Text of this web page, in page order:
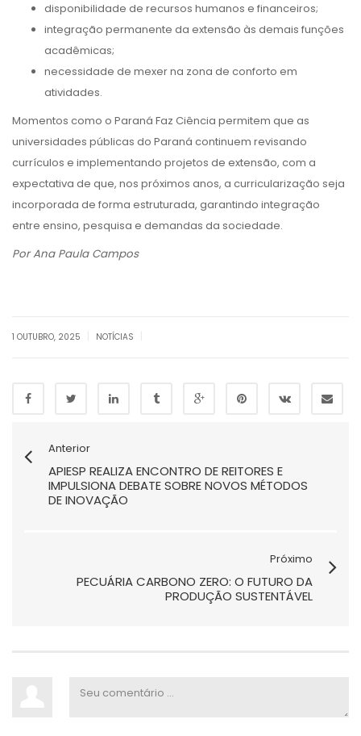
disponibilidade de recursos humanos e financeiros;
integração permanente da extensão às demais funções
acadêmicas;
necessidade de mexer na zona de conforto em
atividades.
Momentos como o Paraná Faz Ciência permitem que as
universidades públicas do Paraná continuem revisando
currículos e implementando projetos de extensão, com a
expectativa de que, nos próximos anos, a curricularização seja
incorporada de forma estruturada, garantindo integração
entre ensino, pesquisa e demandas da sociedade.
Por Ana Paula Campos
1 OUTUBRO, 2025 NOTÍCIAS
Anterior
APIESP REALIZA ENCONTRO DE REITORES E
IMPULSIONA DEBATE SOBRE NOVOS MÉTODOS
DE INOVAÇÃO
Próximo
PECUÁRIA CARBONO ZERO: O FUTURO DA
PRODUÇÃO SUSTENTÁVEL